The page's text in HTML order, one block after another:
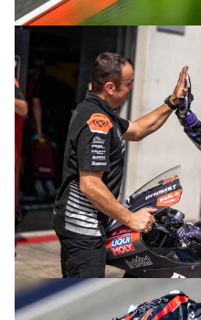
© R. Lekl